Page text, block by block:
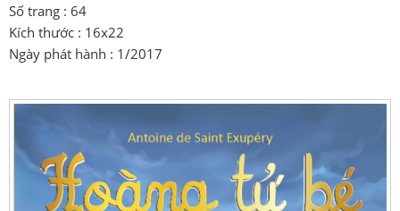
Số trang : 64
Kích thước : 16x22
Ngày phát hành : 1/2017